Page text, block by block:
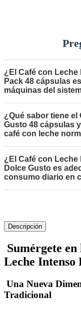
¿El Café con
Pack 48 cápsulas
máquinas del
¿Qué sabor tiene
Gusto 48 cápsulas
café con leche
¿El Café con
Dolce Gusto es
consumo diario en
Descripción
Sumérgete
Leche Intenso
Una Nueva
Tradicional